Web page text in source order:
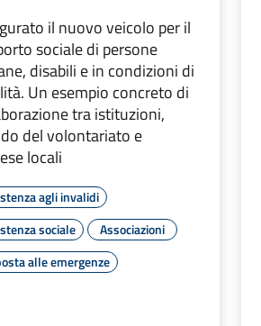
il nuovo veicolo per il
sociale di persone
disabili e in condizioni di
Un esempio concreto di
tra istituzioni,
del volontariato e
locali
agli invalidi
sociale
Associazioni
alle emergenze